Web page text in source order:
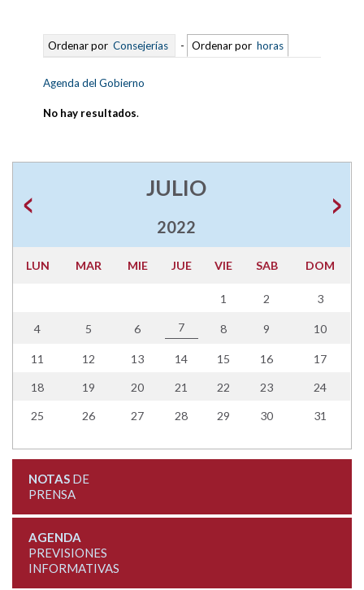
Ordenar por Consejerías - Ordenar por horas
Agenda del Gobierno
No hay resultados.
JULIO
2022
LUN MAR MIE JUE VIE SAB DOM
1 2 3
4 5 6 7 8 9 10
11 12 13 14 15 16 17
18 19 20 21 22 23 24
25 26 27 28 29 30 31
NOTASDE
PRENSA
AGENDA
PREVISIONES
INFORMATIVAS